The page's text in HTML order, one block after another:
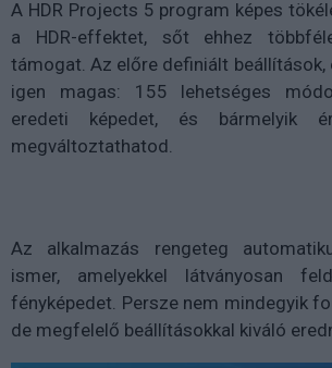
A HDR Projects 5 program képes
a HDR-effektet, sőt ehhez
támogat. Az előre definiált
igen magas: 155 lehetséges
eredeti képedet, és bármelyik
megváltoztathatod.
Az alkalmazás rengeteg
ismer, amelyekkel látványosan
fényképedet. Persze nem mindegyik
de megfelelő beállításokkal kiváló